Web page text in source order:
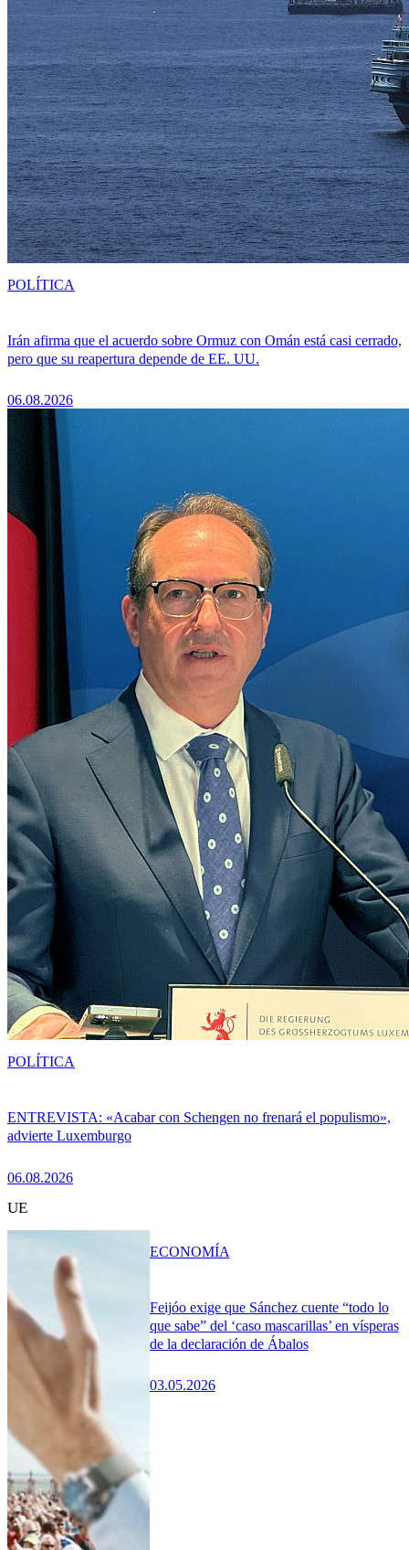
Irán afirma que el acuerdo sobre Ormuz con Omán está casi cerrado,
pero que su reapertura depende de EE. UU.
06.08.2026
POLÍTICA
ENTREVISTA: «Acabar con Schengen no frenará el populismo»,
advierte Luxemburgo
06.08.2026
POLÍTICA
UE
Feijóo exige que Sánchez cuente “todo lo
que sabe” del ‘caso mascarillas’ en vísperas
de la declaración de Ábalos
03.05.2026
ECONOMÍA